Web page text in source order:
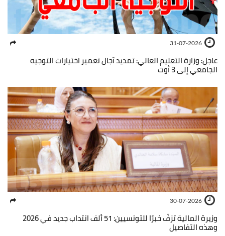
31-07-2026
عاجل: وزارة التعليم العالي: تمديد آجال تعمير اختيارات التوجيه
الجامعي إلى 3 أوت
30-07-2026
وزيرة المالية تزفّ خبرًا للتونسيين: 51 ألف انتداب جديد في 2026
وهذه التفاصيل